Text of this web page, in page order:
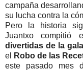
campaña
su lucha contra la
Pero la historia
Juantxo compitió
divertidas de la
el
Robo de las
este pasado mes